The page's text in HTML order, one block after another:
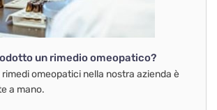
un rimedio omeopatico?
omeopatici nella nostra azienda è
a mano.